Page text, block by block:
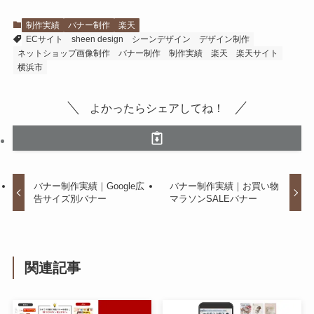
制作実績 バナー制作
楽天
ECサイト
sheen design シーンデザイン
デザイン制作
ネットショップ画像制作
バナー制作 制作実績 楽天
楽天サイト
横浜市
よかったらシェアしてね！
バナー制作実績｜Google広
告サイズ別バナー
バナー制作実績｜お買い物
マラソンSALEバナー
関連記事